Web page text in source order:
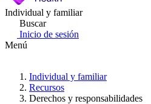
Individual y familiar
Buscar
Inicio de sesión
Menú
Individual y familiar
Recursos
Derechos y responsabilidades